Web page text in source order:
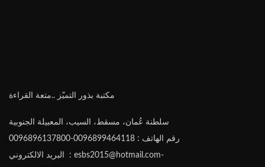
مكتبة بذور التميّز ..متعة القراءة
سلطنة عُمان، مسقط، السيب، المعبيلة الجنوبية
رقم الهاتف : 0096899464118-0096896137800
البريد الالكتروني : esbs2015@hotmail.com-